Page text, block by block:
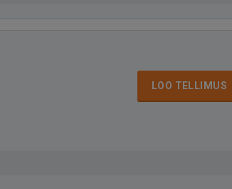
LOO TELLIMUS